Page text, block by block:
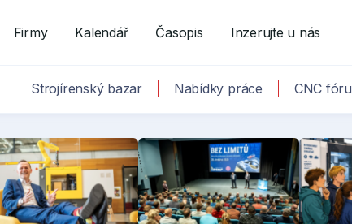
Firmy Kalendář Časopis Inzerujte u nás
Strojírenský bazar Nabídky práce CNC